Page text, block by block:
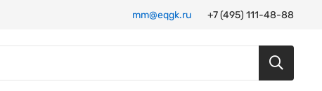
mm@eqgk.ru +7 (495) 111-48-88